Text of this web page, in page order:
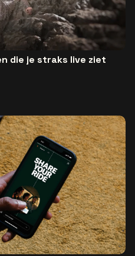
die je straks live ziet